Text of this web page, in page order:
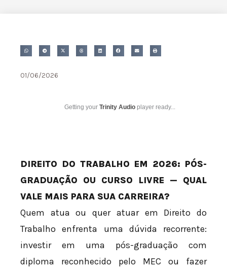
01/06/2026
Getting your Trinity Audio player ready...
DIREITO DO TRABALHO EM 2026: PÓS-
GRADUAÇÃO OU CURSO LIVRE — QUAL
VALE MAIS PARA SUA CARREIRA?
Quem atua ou quer atuar em Direito do
Trabalho enfrenta uma dúvida recorrente:
investir em uma pós-graduação com
diploma reconhecido pelo MEC ou fazer